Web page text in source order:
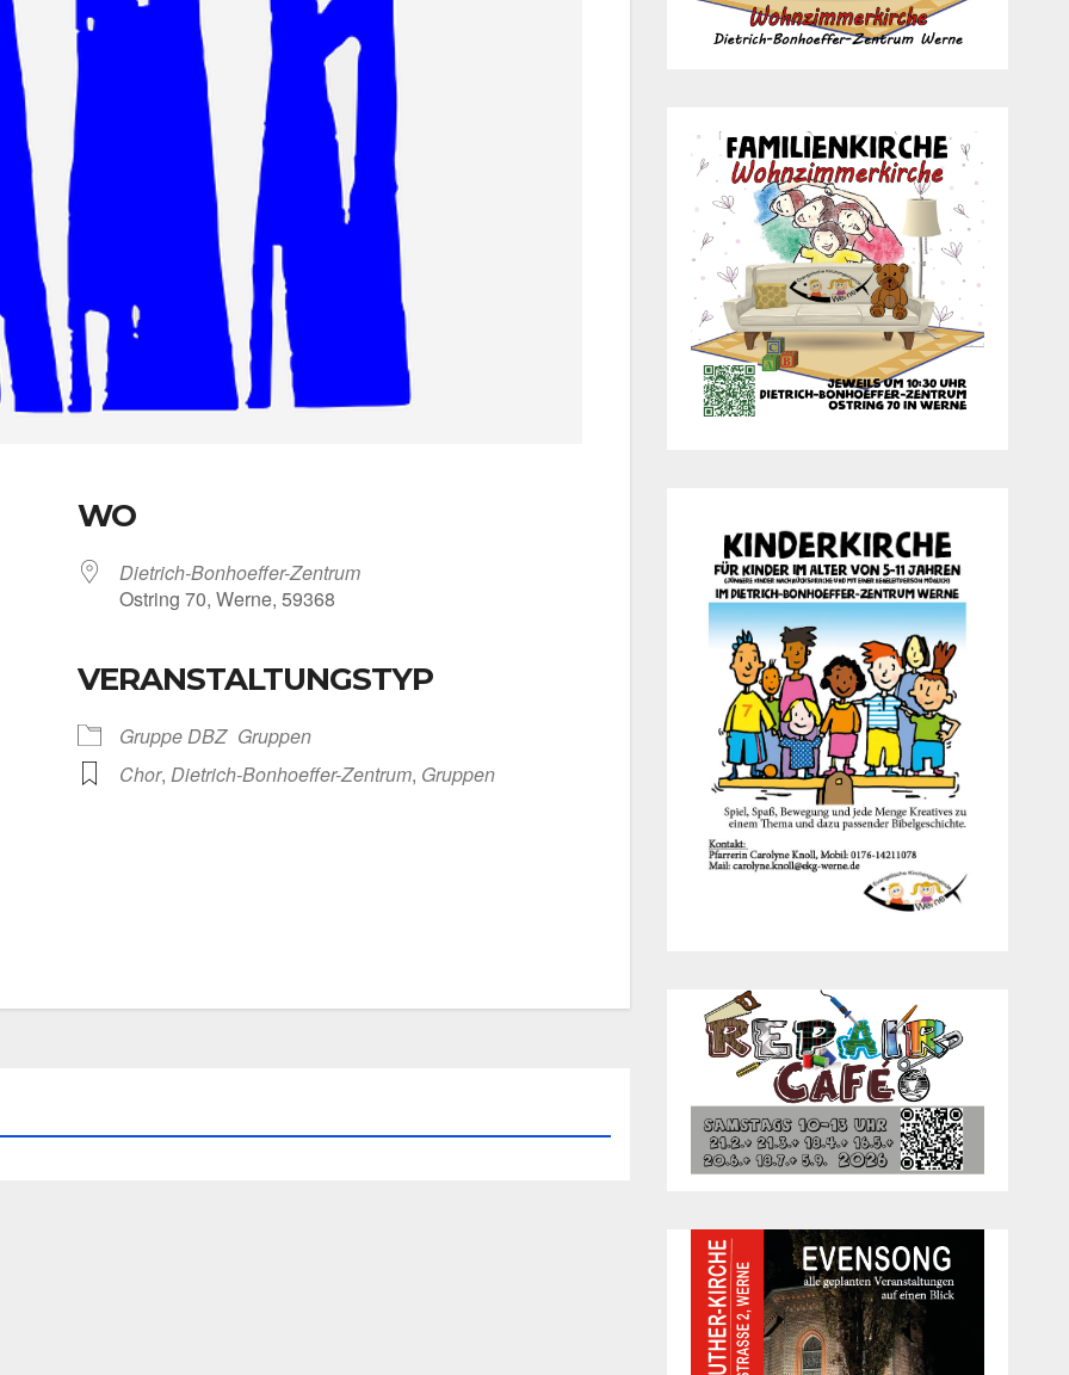
Out­look Live
WO
Dietrich-Bonhoeffer-Zentrum
Ost­ring 70, Wer­ne, 59368
VERANSTALTUNGSTYP
Grup­pe DBZ Grup­pen
Chor, Dietrich-Bonhoeffer-Zentrum, Grup­pen